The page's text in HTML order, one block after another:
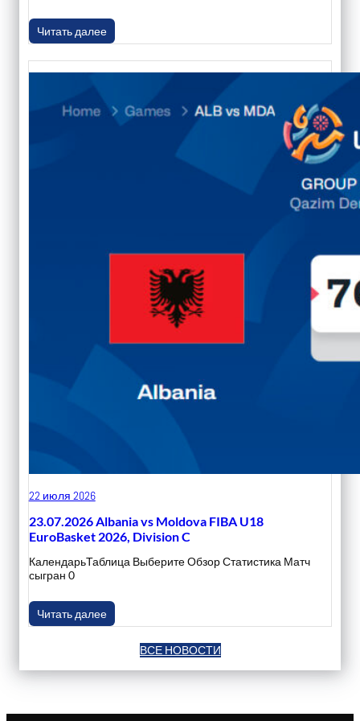
Читать далее
22 июля 2026
23.07.2026 Albania vs Moldova FIBA U18
EuroBasket 2026, Division C
КалендарьТаблица Выберите Обзор Статистика Матч
сыгран 0
Читать далее
ВСЕ НОВОСТИ